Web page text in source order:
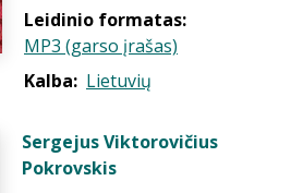
Leidinio formatas:
MP3 (garso įrašas)
Kalba: Lietuvių
Sergejus Viktorovičius
Pokrovskis